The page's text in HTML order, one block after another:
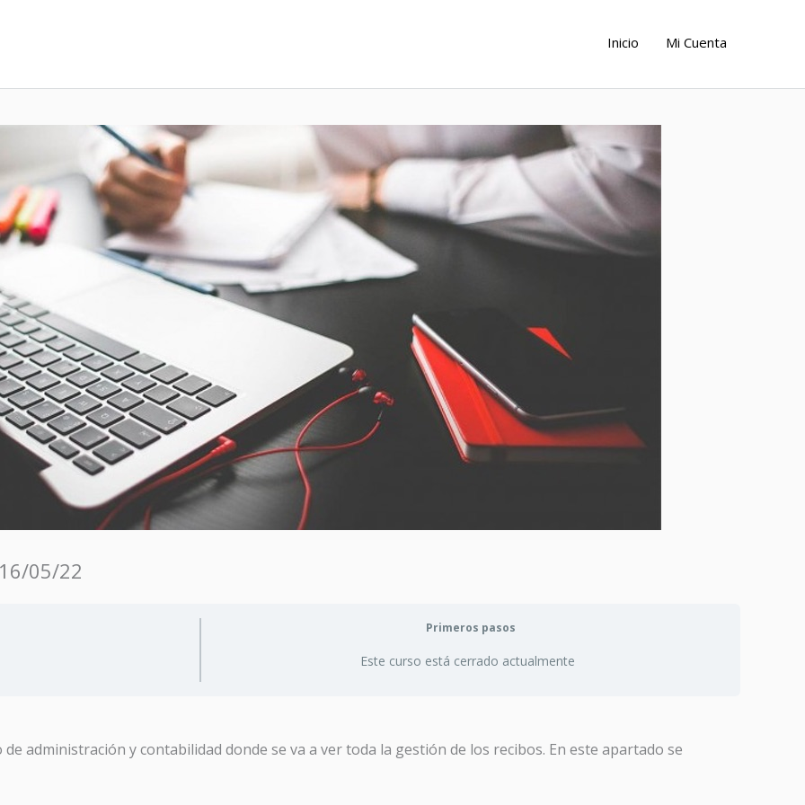
Inicio Mi Cuenta
05/22
Primeros pasos
Este curso está cerrado actualmente
administración y contabilidad donde se va a ver toda la gestión de los recibos. En este apartado se